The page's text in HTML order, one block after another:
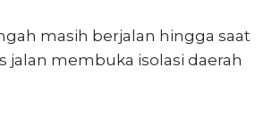
masih berjalan hingga saat
membuka isolasi daerah